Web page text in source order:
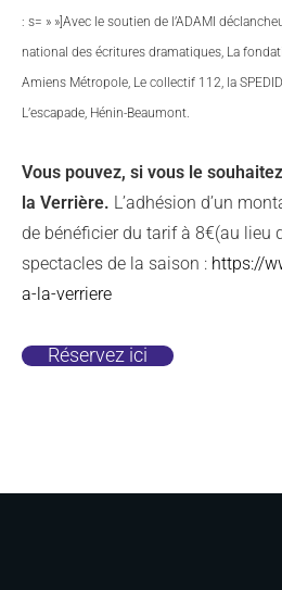
: s= » »]Avec le soutien de l’ADAMI
national des écritures dramatiques, La
Amiens Métropole, Le collectif 112, la
L’escapade, Hénin-Beaumont.
Vous pouvez, si vous le
la Verrière. L’adhésion d’un
de bénéficier du tarif à 8€(au lieu
spectacles de la saison : https://
a-la-verriere
Réservez ici